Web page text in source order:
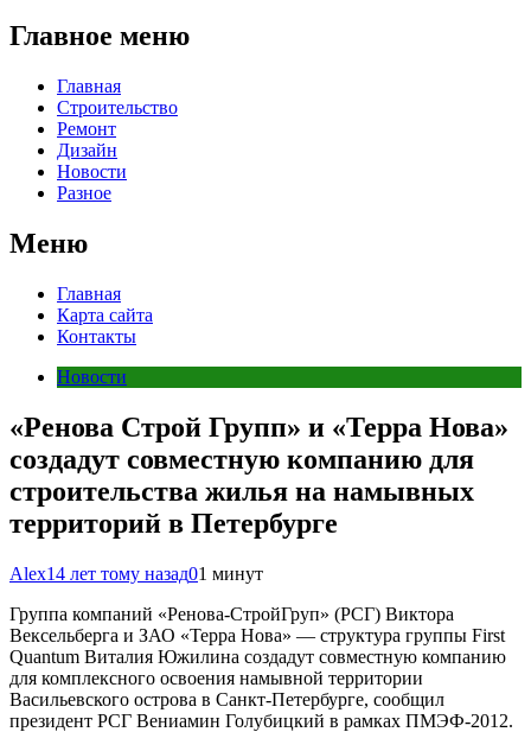
Главное меню
Главная
Строительство
Ремонт
Дизайн
Новости
Разное
Меню
Главная
Карта сайта
Контакты
Новости
«Ренова Строй Групп» и «Терра Нова»
создадут совместную компанию для
строительства жилья на намывных
территорий в Петербурге
Alex14 лет тому назад01 минут
Группа компаний «Ренова-СтройГруп» (РСГ) Виктора
Вексельберга и ЗАО «Терра Нова» — структура группы First
Quantum Виталия Южилина создадут совместную компанию
для комплексного освоения намывной территории
Васильевского острова в Санкт-Петербурге, сообщил
президент РСГ Вениамин Голубицкий в рамках ПМЭФ-2012.